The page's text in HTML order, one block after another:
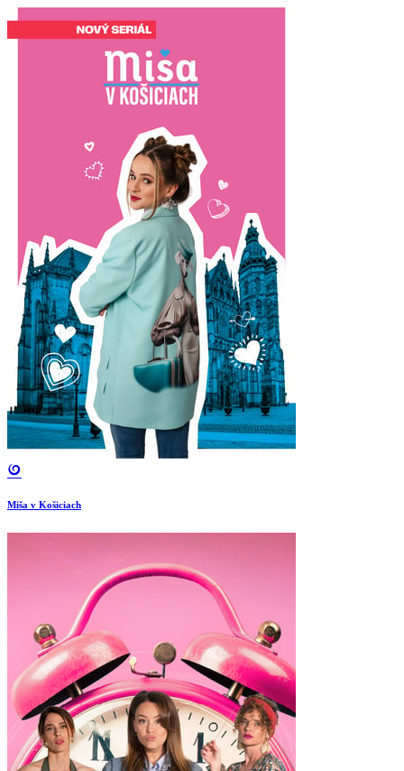
Miša v Košiciach